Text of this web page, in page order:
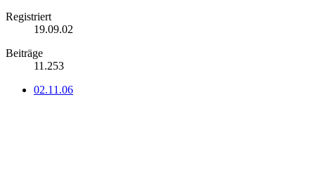
Registriert
19.09.02
Beiträge
11.253
02.11.06